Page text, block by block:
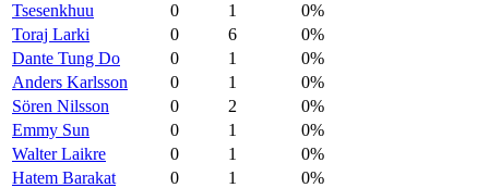
Tsesenkhuu
0 1
0%
Toraj Larki
0 6
0%
Dante Tung Do
0 1
0%
Anders Karlsson
0 1
0%
Sören Nilsson
0 2
0%
Emmy Sun
0 1
0%
Walter Laikre
0 1
0%
Hatem Barakat
0 1
0%